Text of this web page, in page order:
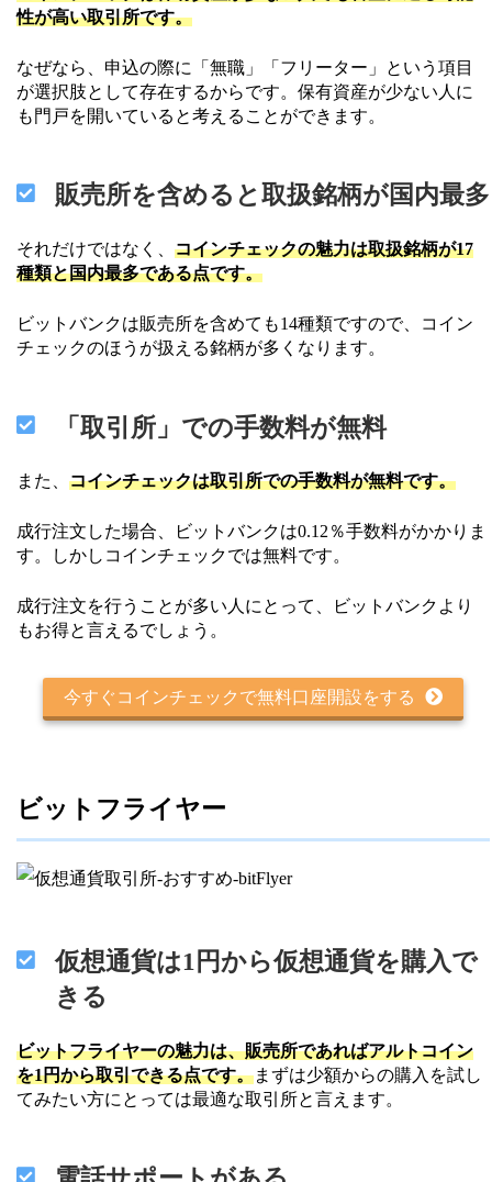
性が高い取引所です。
なぜなら、申込の際に「無職」「フリーター」という項目
が選択肢として存在するからです。保有資産が少ない人に
も門戸を開いていると考えることができます。
販売所を含めると取扱銘柄が国内最多
それだけではなく、 コインチェックの魅力は取扱銘柄が17
種類と国内最多である点です。
ビットバンクは販売所を含めても14種類ですので、コイン
チェックのほうが扱える銘柄が多くなります。
「取引所」での手数料が無料
また、 コインチェックは取引所での手数料が無料です。
成行注文した場合、ビットバンクは0.12％手数料がかかりま
す。しかしコインチェックでは無料です。
成行注文を行うことが多い人にとって、ビットバンクより
もお得と言えるでしょう。
今すぐコインチェックで無料口座開設をする
ビットフライヤー
仮想通貨は1円から仮想通貨を購入で
きる
ビットフライヤーの魅力は、販売所であればアルトコイン
を1円から取引できる点です。まずは少額からの購入を試し
てみたい方にとっては最適な取引所と言えます。